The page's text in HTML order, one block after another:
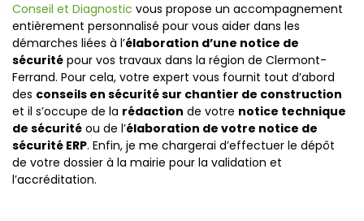
Conseil et Diagnostic vous propose un accompagnement
entièrement personnalisé pour vous aider dans les
démarches liées à l’élaboration d’une notice de
sécurité pour vos travaux dans la région de Clermont-
Ferrand. Pour cela, votre expert vous fournit tout d’abord
des conseils en sécurité sur chantier de construction
et il s’occupe de la rédaction de votre notice technique
de sécurité ou de l’élaboration de votre notice de
sécurité ERP. Enfin, je me chargerai d’effectuer le dépôt
de votre dossier à la mairie pour la validation et
l’accréditation.